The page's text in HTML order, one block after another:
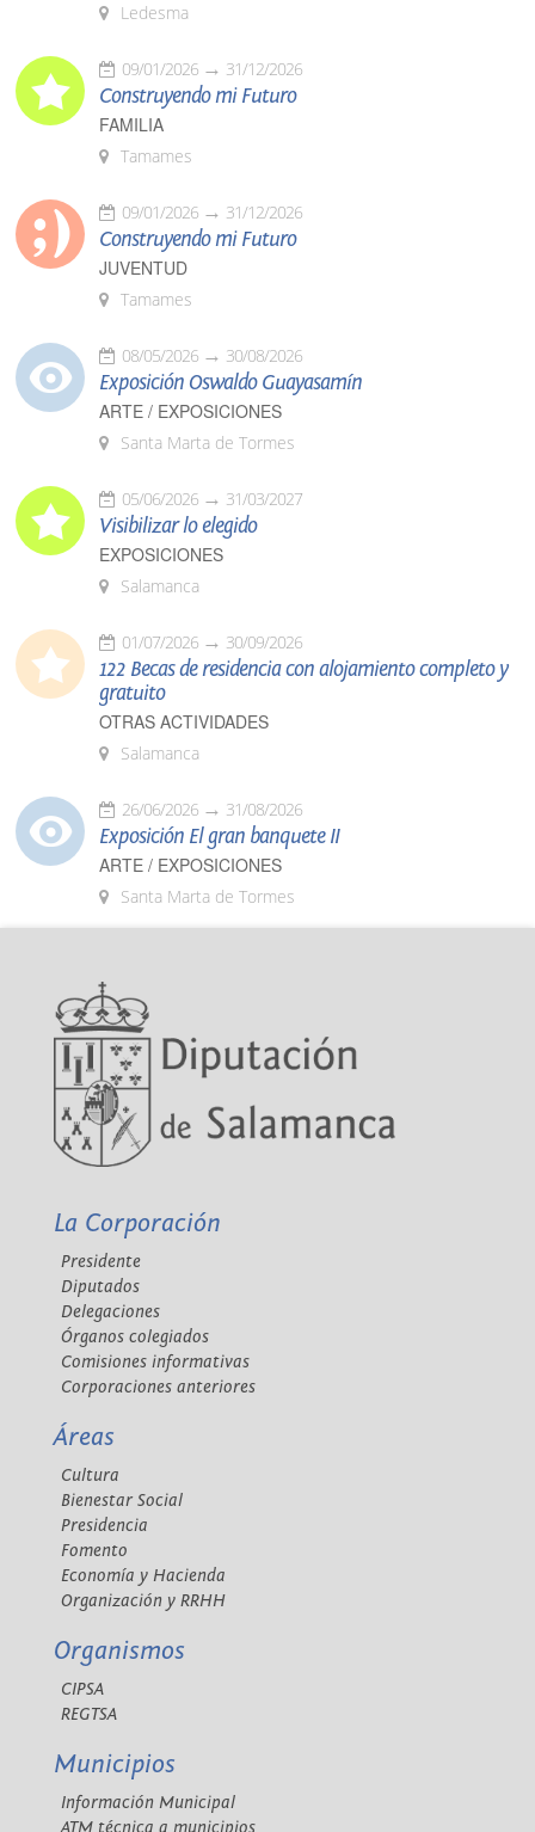
Ledesma
09/01/2026 31/12/2026
Construyendo mi Futuro
FAMILIA
Tamames
09/01/2026 31/12/2026
Construyendo mi Futuro
JUVENTUD
Tamames
08/05/2026 30/08/2026
Exposición Oswaldo Guayasamín
ARTE / EXPOSICIONES
Santa Marta de Tormes
05/06/2026 31/03/2027
Visibilizar lo elegido
EXPOSICIONES
Salamanca
01/07/2026 30/09/2026
122 Becas de residencia con alojamiento completo y
gratuito
OTRAS ACTIVIDADES
Salamanca
26/06/2026 31/08/2026
Exposición El gran banquete II
ARTE / EXPOSICIONES
Santa Marta de Tormes
La Corporación
Presidente
Diputados
Delegaciones
Órganos colegiados
Comisiones informativas
Corporaciones anteriores
Áreas
Cultura
Bienestar Social
Presidencia
Fomento
Economía y Hacienda
Organización y RRHH
Organismos
CIPSA
REGTSA
Municipios
Información Municipal
ATM técnica a municipios